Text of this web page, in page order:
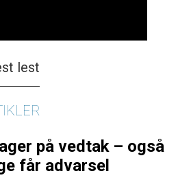
lest
på vedtak – også
får advarsel